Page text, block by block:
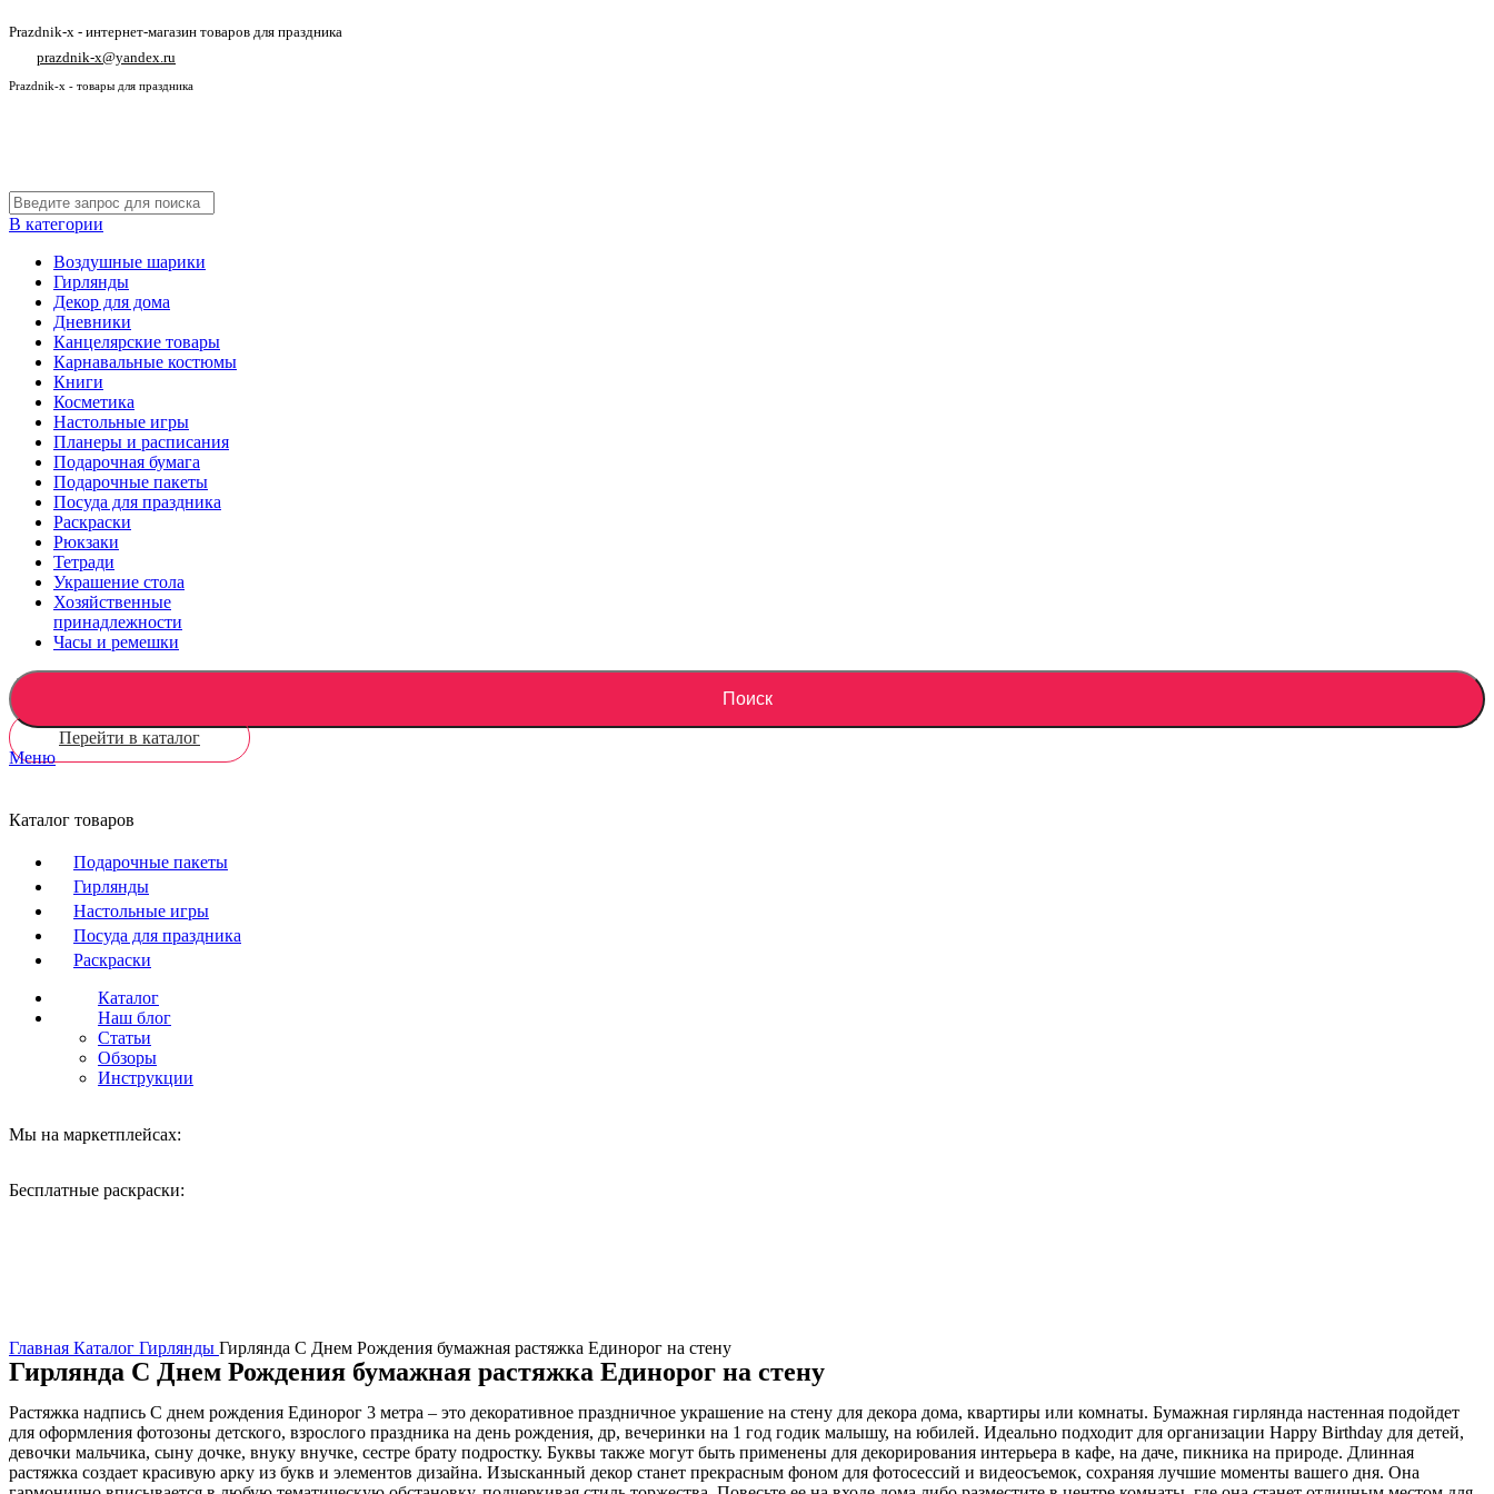
Prazdnik-x - интернет-магазин товаров для праздника
prazdnik-x@yandex.ru
Prazdnik-x - товары для праздника
В категории
Воздушные шарики
Гирлянды
Декор для дома
Дневники
Канцелярские товары
Карнавальные костюмы
Книги
Косметика
Настольные игры
Планеры и расписания
Подарочная бумага
Подарочные пакеты
Посуда для праздника
Раскраски
Рюкзаки
Тетради
Украшение стола
Хозяйственные
принадлежности
Часы и ремешки
Поиск
Перейти в каталог
Меню
Каталог товаров
Подарочные пакеты
Гирлянды
Настольные игры
Посуда для праздника
Раскраски
Каталог
Наш блог
Статьи
Обзоры
Инструкции
Мы на маркетплейсах:
Бесплатные раскраски:
Главная Каталог Гирлянды Гирлянда С Днем Рождения бумажная растяжка Единорог на стену
Гирлянда С Днем Рождения бумажная растяжка Единорог на стену
Растяжка надпись С днем рождения Единорог 3 метра – это декоративное праздничное украшение на стену для декора дома, квартиры или комнаты. Бумажная гирлянда настенная подойдет
для оформления фотозоны детского, взрослого праздника на день рождения, др, вечеринки на 1 год годик малышу, на юбилей. Идеально подходит для организации Happy Birthday для детей,
девочки мальчика, сыну дочке, внуку внучке, сестре брату подростку. Буквы также могут быть применены для декорирования интерьера в кафе, на даче, пикника на природе. Длинная
растяжка создает красивую арку из букв и элементов дизайна. Изысканный декор станет прекрасным фоном для фотосессий и видеосъемок, сохраняя лучшие моменты вашего дня. Она